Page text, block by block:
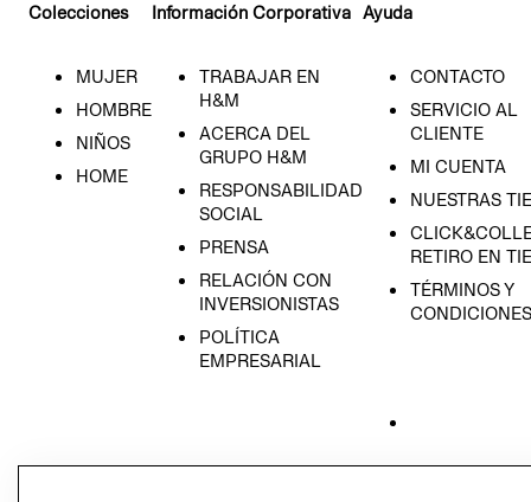
Colecciones
MUJER
HOMBRE
NIÑOS
HOME
Información Corporativa
TRABAJAR EN
H&M
ACERCA DEL
GRUPO H&M
RESPONSABILIDAD
SOCIAL
PRENSA
RELACIÓN CON
INVERSIONISTAS
POLÍTICA
EMPRESARIAL
Ayuda
CONTACTO
SERVICIO AL
CLIENTE
MI CUENTA
NUESTRAS
RETIRO EN
TÉRMINOS Y
CONDICIONES